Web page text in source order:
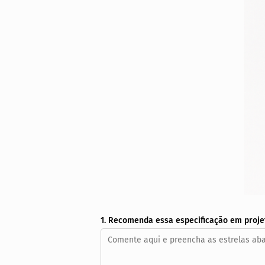
1. Recomenda essa especificação em